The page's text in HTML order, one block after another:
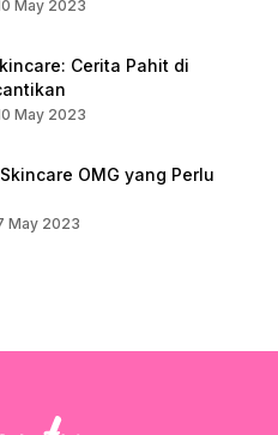
May 2023
Cerita Pahit di
May 2023
OMG yang Perlu
May 2023